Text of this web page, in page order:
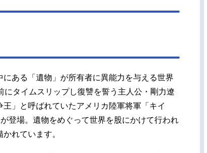
ある「遺物」が所有者に異能力を与える世界
にタイムスリップし復讐を誓う主人公・剛力遼
」と呼ばれていたアメリカ陸軍将軍「キイ
登場。遺物をめぐって世界を股にかけて行われ
れています。